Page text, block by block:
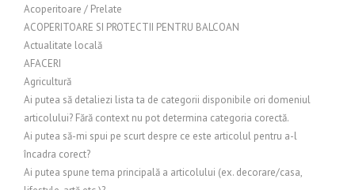
Acoperitoare / Prelate
ACOPERITOARE SI PROTECTII PENTRU BALCOAN
Actualitate locală
AFACERI
Agricultură
Ai putea să detaliezi lista ta de categorii disponibile ori domeniul
articolului? Fără context nu pot determina categoria corectă.
Ai putea să-mi spui pe scurt despre ce este articolul pentru a-l
încadra corect?
Ai putea spune tema principală a articolului (ex. decorare/casa,